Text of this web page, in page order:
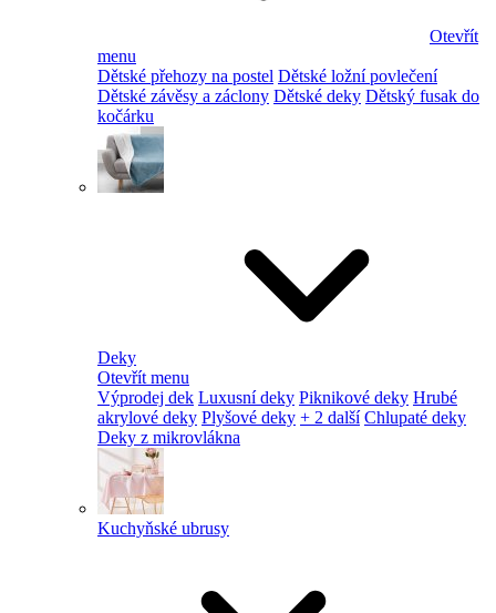
Otevřít
menu
Dětské přehozy na postel Dětské ložní povlečení
Dětské závěsy a záclony Dětské deky Dětský fusak do
kočárku
Deky
Otevřít menu
Výprodej dek Luxusní deky Piknikové deky Hrubé
akrylové deky Plyšové deky + 2 další Chlupaté deky
Deky z mikrovlákna
Kuchyňské ubrusy